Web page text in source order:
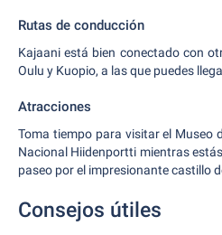
Rutas de conducción
Kajaani está bien conectado con
Oulu y Kuopio, a las que puedes
Atracciones
Toma tiempo para visitar el Museo
Nacional Hiidenportti mientras
paseo por el impresionante castillo
Consejos útiles